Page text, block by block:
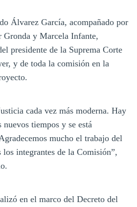
Álvarez García, acompañado por
Gronda y Marcela Infante,
presidente de la Suprema Corte
y de toda la comisión en la
cada vez más moderna. Hay
nuevos tiempos y se está
mucho el trabajo del
integrantes de la Comisión”,
en el marco del Decreto del